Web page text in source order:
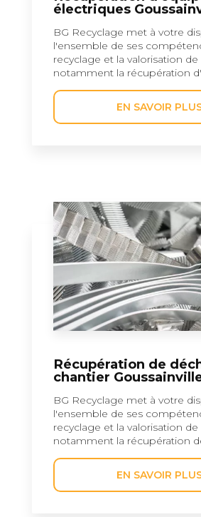
électriques
BG Recyclage met à votre
l'ensemble de ses
recyclage et la valorisation
notamment la récupération
EN SAVOIR
Récupération de
chantier
BG Recyclage met à votre
l'ensemble de ses
recyclage et la valorisation
notamment la récupération
EN SAVOIR